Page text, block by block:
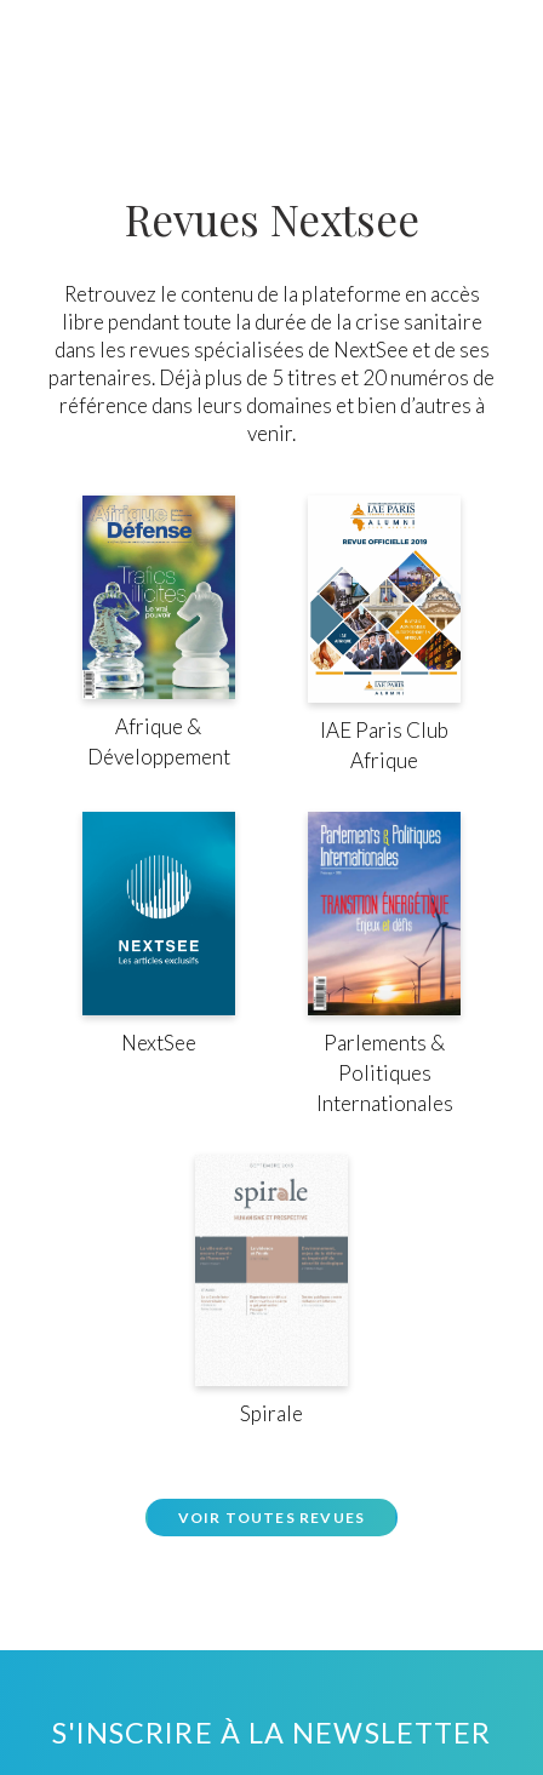
Revues Nextsee
Retrouvez le contenu de la plateforme en accès
libre pendant toute la durée de la crise sanitaire
dans les revues spécialisées de NextSee et de ses
partenaires. Déjà plus de 5 titres et 20 numéros de
référence dans leurs domaines et bien d’autres à
venir.
Afrique &
Développement
IAE Paris Club
Afrique
NextSee
Parlements &
Politiques
Internationales
Spirale
VOIR TOUTES REVUES
S'INSCRIRE À LA NEWSLETTER